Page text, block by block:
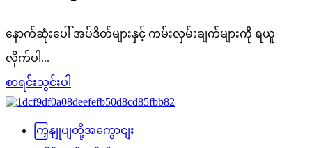
နောက်ဆုံးပေါ် အပ်ဒိတ်များနှင့် ကမ်းလှမ်းချက်များကို ရယူ
လိုက်ပါ...
စာရင်းသွင်းပါ
ကြှနျုပျတို့အကွောငျး